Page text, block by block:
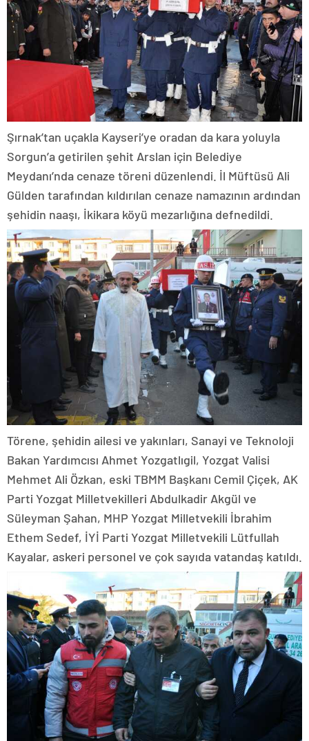
Şırnak’tan uçakla Kayseri’ye oradan da kara yoluyla
Sorgun’a getirilen şehit Arslan için Belediye
Meydanı’nda cenaze töreni düzenlendi. İl Müftüsü Ali
Gülden tarafından kıldırılan cenaze namazının ardından
şehidin naaşı, İkikara köyü mezarlığına defnedildi.
Törene, şehidin ailesi ve yakınları, Sanayi ve Teknoloji
Bakan Yardımcısı Ahmet Yozgatlıgil, Yozgat Valisi
Mehmet Ali Özkan, eski TBMM Başkanı Cemil Çiçek, AK
Parti Yozgat Milletvekilleri Abdulkadir Akgül ve
Süleyman Şahan, MHP Yozgat Milletvekili İbrahim
Ethem Sedef, İYİ Parti Yozgat Milletvekili Lütfullah
Kayalar, askeri personel ve çok sayıda vatandaş katıldı.